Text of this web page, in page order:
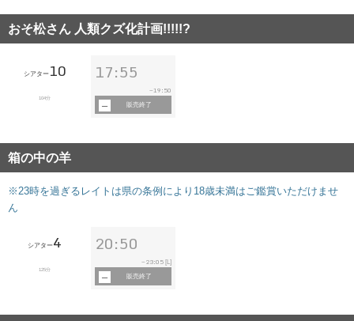
おそ松さん 人類クズ化計画!!!!!?
シアター10
104分
17:55
~19:50
販売終了
箱の中の羊
※23時を過ぎるレイトは県の条例により18歳未満はご鑑賞いただけませ
ん
シアター4
125分
20:50
~ 23:05 [L]
販売終了